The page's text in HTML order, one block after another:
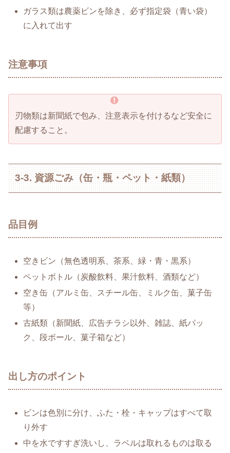
ガラス類は農薬ビンを除き、必ず指定袋（青い袋）
に入れて出す
注意事項
刃物類は新聞紙で包み、注意表示を付けるなど安全に
配慮すること。
3-3. 資源ごみ（缶・瓶・ペット・紙類）
品目例
空きビン（無色透明系、茶系、緑・青・黒系）
ペットボトル（炭酸飲料、果汁飲料、酒類など）
空き缶（アルミ缶、スチール缶、ミルク缶、菓子缶
等）
古紙類（新聞紙、広告チラシ以外、雑誌、紙パッ
ク、段ボール、菓子箱など）
出し方のポイント
ビンは色別に分け、ふた・栓・キャップはすべて取
り外す
中を水ですすぎ洗いし、ラベルは取れるものは取る